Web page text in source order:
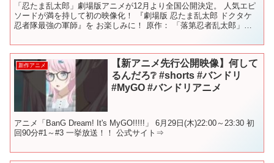
「忍たま乱太郎」劇場版アニメが12月より全国公開決定。 人気エピ
ソードが満を持して初の映像化！ 『劇場版 忍たま乱太郎 ドクタケ
忍者隊最強の軍師』を お楽しみに！ 原作： 「落第忍者乱太郎」尼
新作アニメ
【新アニメ先行公開映像】何して
るんだろ❔ #shorts #バンドリ
#MyGO #バンドリアニメ
アニメ「BanG Dream! It's MyGO!!!!!」 6月29日(木)22:00～23:30 初
回90分#1～#3 一挙放送！！ 公式サイト⇒